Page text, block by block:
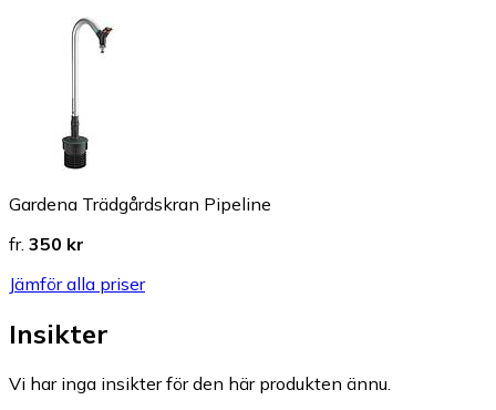
Gardena Trädgårdskran Pipeline
fr. 350 kr
Jämför alla priser
Insikter
Vi har inga insikter för den här produkten ännu.